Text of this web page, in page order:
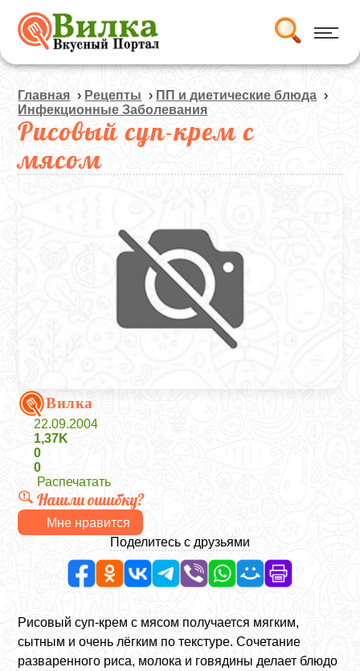
Главная › Рецепты › ПП и диетические блюда ›
Инфекционные Заболевания
Рисовый суп-крем с
мясом
Вилка
22.09.2004
1,37K
0
0
Распечатать
Нашли ошибку?
Мне нравится
Поделитесь с друзьями
Рисовый суп-крем с мясом получается мягким,
сытным и очень лёгким по текстуре. Сочетание
разваренного риса, молока и говядины делает блюдо